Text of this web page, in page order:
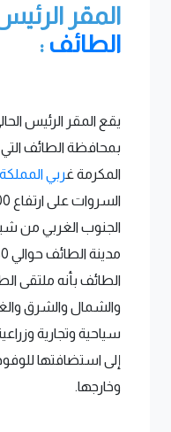
المقر
الطائف :
يقع المقر الرئيس
بمحافظة الطائف
المكرمة غربي المملكة
الجنوب الغربي من
مدينة الطائف حوالي 80 كم
الطائف بأنه ملتقى
والشمال والشرق
سياحية وتجارية
إلى استضافتها
وخارجها.